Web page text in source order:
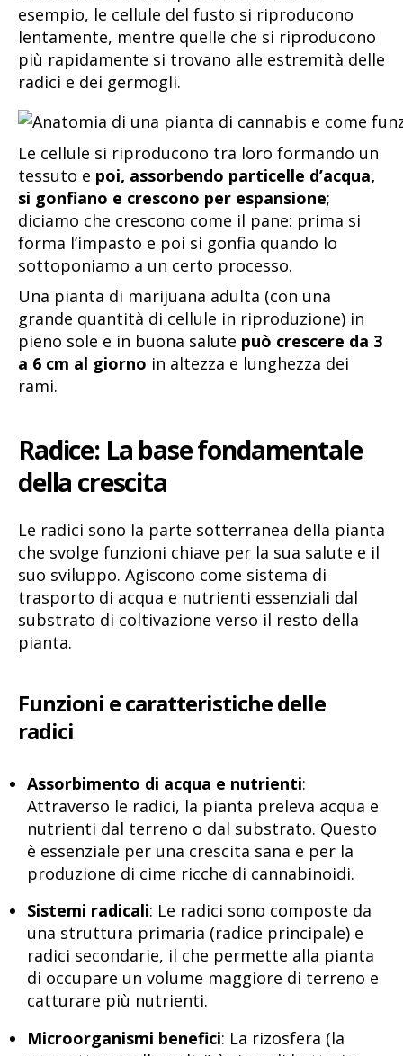
esempio, le cellule del fusto si riproducono
lentamente, mentre quelle che si riproducono
più rapidamente si trovano alle estremità delle
radici e dei germogli.
Le cellule si riproducono tra loro formando un
tessuto e poi, assorbendo particelle d’acqua,
si gonfiano e crescono per espansione;
diciamo che crescono come il pane: prima si
forma l’impasto e poi si gonfia quando lo
sottoponiamo a un certo processo.
Una pianta di marijuana adulta (con una
grande quantità di cellule in riproduzione) in
pieno sole e in buona salute può crescere da 3
a 6 cm al giorno in altezza e lunghezza dei
rami.
Radice: La base fondamentale
della crescita
Le radici sono la parte sotterranea della pianta
che svolge funzioni chiave per la sua salute e il
suo sviluppo. Agiscono come sistema di
trasporto di acqua e nutrienti essenziali dal
substrato di coltivazione verso il resto della
pianta.
Funzioni e caratteristiche delle
radici
Assorbimento di acqua e nutrienti:
Attraverso le radici, la pianta preleva acqua e
nutrienti dal terreno o dal substrato. Questo
è essenziale per una crescita sana e per la
produzione di cime ricche di cannabinoidi.
Sistemi radicali: Le radici sono composte da
una struttura primaria (radice principale) e
radici secondarie, il che permette alla pianta
di occupare un volume maggiore di terreno e
catturare più nutrienti.
Microorganismi benefici: La rizosfera (la